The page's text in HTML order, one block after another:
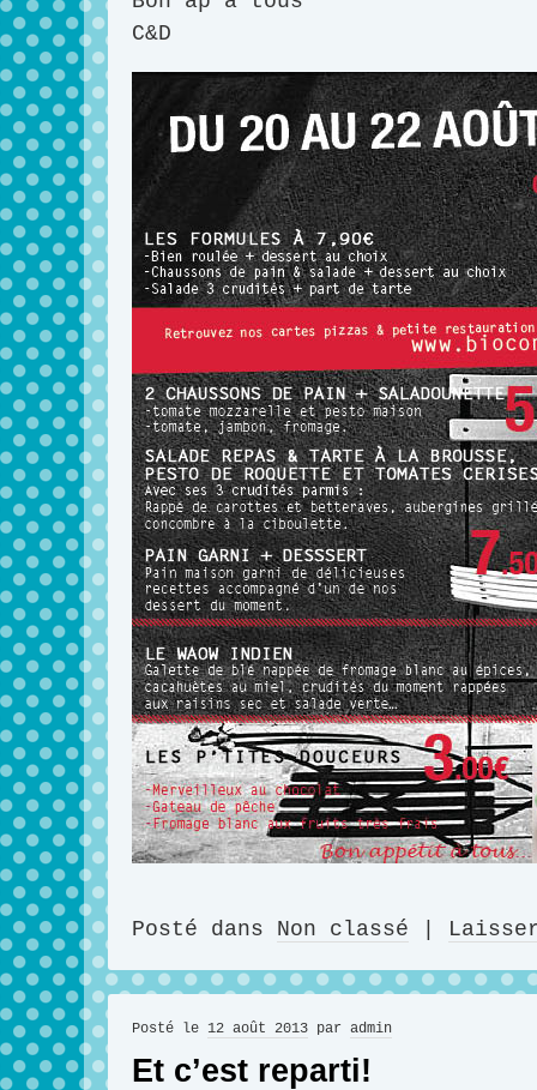
C&D
Posté dans Non classé
Et c’est reparti!
Posté le 12 août 2013 par admin